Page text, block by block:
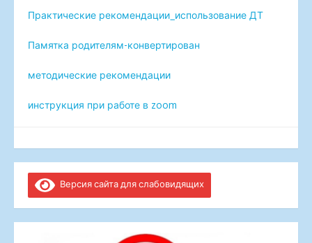
Практические рекомендации_использование ДТ
Памятка родителям-конвертирован
методические рекомендации
инструкция при работе в zoom
Версия сайта для слабовидящих